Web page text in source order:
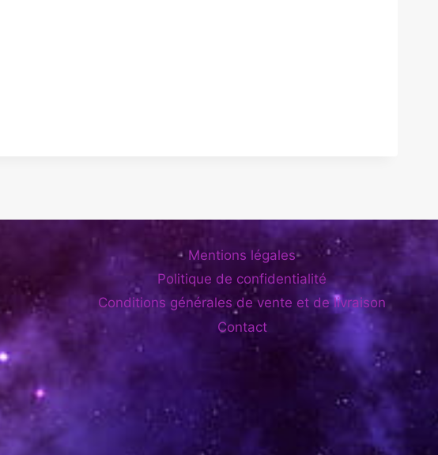
Mentions légales
Politique de confidentialité
Conditions générales de vente et de livraison
Contact